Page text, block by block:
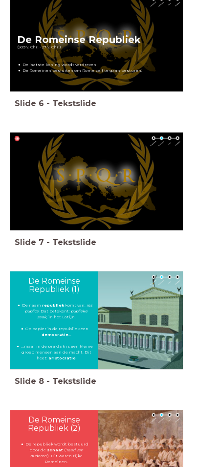
De Romeinse Republiek
(509 v. Chr. - 27 v. Chr.)
De laatste koning wordt verdreven
De Romeinen besluiten om Rome zélf te gaan besturen.
Slide 6 - Tekstslide
Slide 7 - Tekstslide
De Romeinse
Republiek (1)
De naam republiekkomt van: res
publica. Dat betekent:publieke
zaak, in het Latijn.
Op papier is de republiek een
democratie...
...maar in de praktijk is een kleine
groep mensen aan de macht. Dit
heet: aristocratie
Slide 8 - Tekstslide
De Romeinse
Republiek (2)
De republiek wordt bestuurd
door de senaat('raad van
ouderen'). Dit waren rijke
Romeinen.